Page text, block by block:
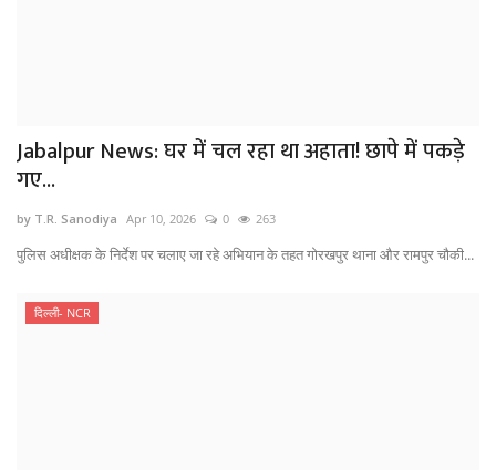
Jabalpur News: घर में चल रहा था अहाता! छापे में पकड़े
गए...
by T.R. Sanodiya Apr 10, 2026 0 263
पुलिस अधीक्षक के निर्देश पर चलाए जा रहे अभियान के तहत गोरखपुर थाना और रामपुर चौकी...
दिल्ली- NCR